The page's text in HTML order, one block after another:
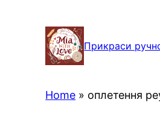
Прикраси
Home » оплетення